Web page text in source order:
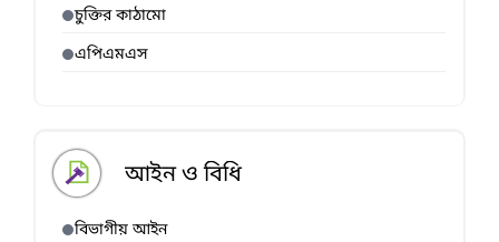
চুক্তির কাঠামো
এপিএমএস
আইন ও বিধি
বিভাগীয় আইন